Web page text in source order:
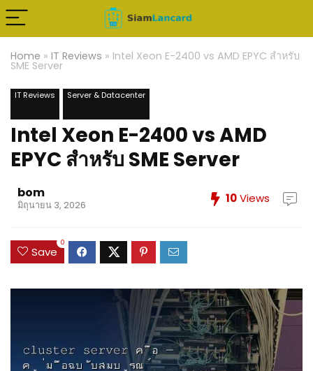
Home » IT Reviews » Intel Xeon E-2400 vs AMD EPYC สำหรับ
SME Server
IT Reviews Server & Datacenter
Intel Xeon E-2400 vs AMD
EPYC สำหรับ SME Server
bom
มิถุนายน 3, 2026 10Views
Save
0